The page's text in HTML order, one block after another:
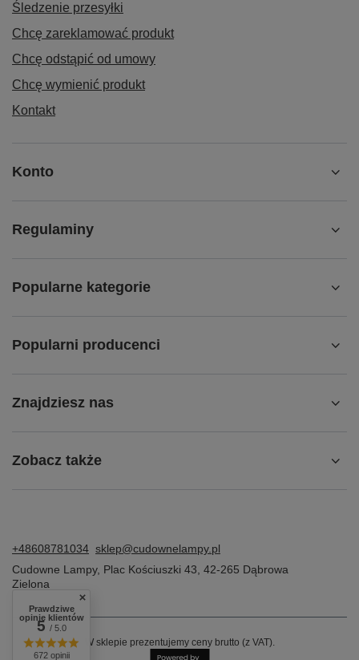
Śledzenie przesyłki
Chcę zareklamować produkt
Chcę odstąpić od umowy
Chcę wymienić produkt
Kontakt
Konto
Regulaminy
Popularne kategorie
Popularni producenci
Znajdziesz nas
Zobacz także
+48608781034 sklep@cudownelampy.pl
Cudowne Lampy, Plac Kościuszki 43 42-265 Dąbrowa
Zielona
W sklepie prezentujemy ceny brutto (z VAT).
Prawdziwe
opinie klientów
5/ 5.0
672 opinii